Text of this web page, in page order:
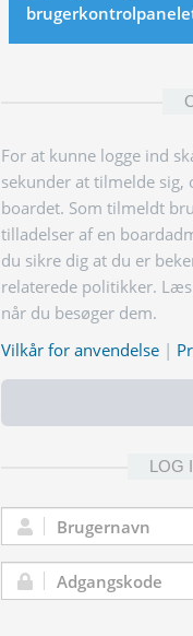
For at kunne logge ind
sekunder at tilmelde sig,
boardet. Som tilmeldt
tilladelser af en
du sikre dig at du er
relaterede politikker.
når du besøger dem.
Vilkår for anvendelse |
LOG
Brugernavn:
Adgangskode: